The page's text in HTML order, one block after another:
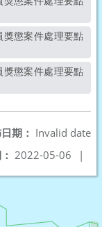
開新視窗
期： Invalid date
2022-05-06 |